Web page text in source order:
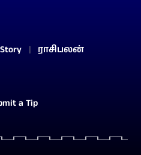
ராசிபலன்
a Tip